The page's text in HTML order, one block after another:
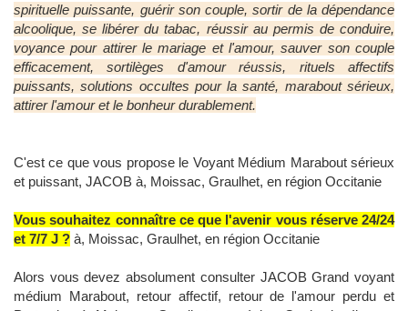
spirituelle puissante, guérir son couple, sortir de la dépendance
alcoolique, se libérer du tabac, réussir au permis de conduire,
voyance pour attirer le mariage et l'amour, sauver son couple
efficacement, sortilèges d'amour réussis, rituels affectifs
puissants, solutions occultes pour la santé, marabout sérieux,
attirer l'amour et le bonheur durablement.
C'est ce que vous propose le Voyant Médium Marabout sérieux
et puissant, JACOB à, Moissac, Graulhet, en région Occitanie
Vous souhaitez connaître ce que l'avenir vous réserve 24/24
et 7/7 J ? à, Moissac, Graulhet, en région Occitanie
Alors vous devez absolument consulter JACOB Grand voyant
médium Marabout, retour affectif, retour de l'amour perdu et